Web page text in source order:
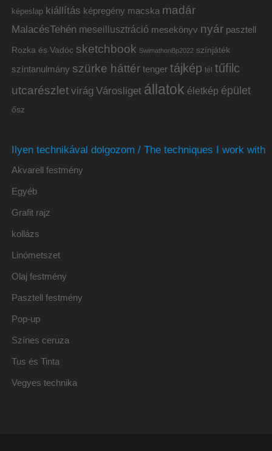
képeslap kiállítás képregény macska madár
MalacésTehén meseillusztráció mesekönyv nyár pasztell
Rozka és Vadóc sketchbook SwimathonBp2022 színjáték
színtanulmány szürke háttér tenger tájkép tél tűfilc
utcarészlet virág Városliget állatok életkép épület
ősz
Ilyen technikával dolgozom / The techniques I work with
Akvarell festmény
Egyéb
Grafit rajz
kollázs
Linómetszet
Olaj festmény
Pasztell festmény
Pop-up
Színes ceruza
Tus és Tinta
Vegyes technika